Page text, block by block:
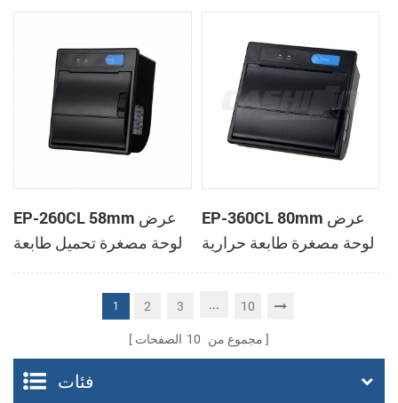
EP-260CL 58mm عرض
لوحة مصغرة تحميل طابعة
حرارية مع لصناعة
السيارات في القاطع
EP-360CL 80mm عرض
لوحة مصغرة طابعة حرارية
مع لصناعة السيارات في
1 2 3 ... 10
مجموع من 10 الصفحات
فئات